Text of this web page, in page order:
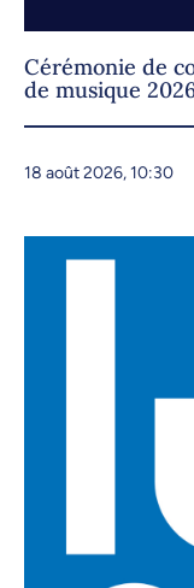
Cérémonie de
de musique
18 août 2026, 10:30